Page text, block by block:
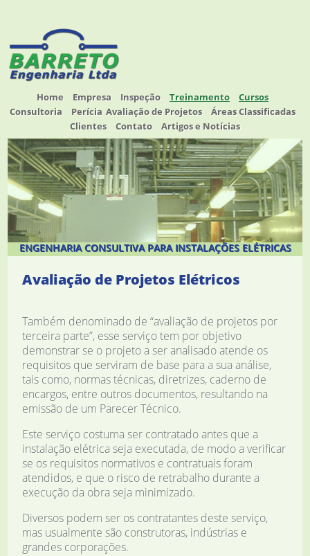
Home Empresa Inspeção Treinamento
Cursos
Consultoria
Perícia Avaliação de Projetos
Áreas Classificadas
Clientes
Contato Artigos e Notícias
ENGENHARIA CONSULTIVA PARA INSTALAÇÕES ELÉTRICAS
Avaliação de Projetos Elétricos
Também denominado de “avaliação de projetos por
terceira parte”, esse serviço tem por objetivo
demonstrar se o projeto a ser analisado atende os
requisitos que serviram de base para a sua análise,
tais como, normas técnicas, diretrizes, caderno de
encargos, entre outros documentos, resultando na
emissão de um Parecer Técnico.
Este serviço costuma ser contratado antes que a
instalação elétrica seja executada, de modo a verificar
se os requisitos normativos e contratuais foram
atendidos, e que o risco de retrabalho durante a
execução da obra seja minimizado.
Diversos podem ser os contratantes deste serviço,
mas usualmente são construtoras, indústrias e
grandes corporações.